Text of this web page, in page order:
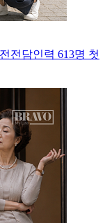
전담인력 613명 첫